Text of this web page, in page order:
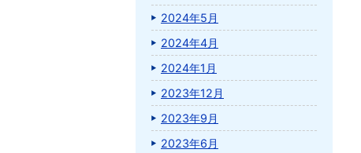
2024年5月
2024年4月
2024年1月
2023年12月
2023年9月
2023年6月